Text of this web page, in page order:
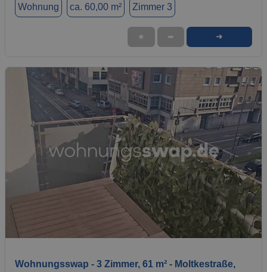
Wohnung ca. 60,00 m² Zimmer 3
★ ➦ ➜
1 / 9
Wohnungsswap - 3 Zimmer, 61 m² - Moltkestraße,